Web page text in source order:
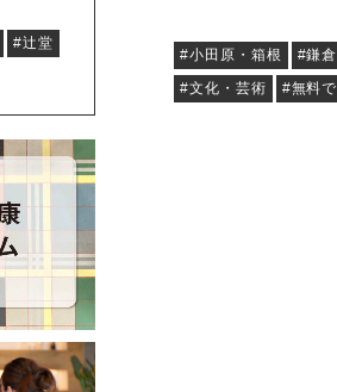
#辻堂
#小田原・箱根 #鎌倉
#文化・芸術
#無料で